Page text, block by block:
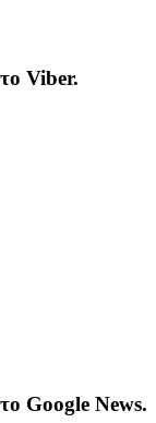
Viber.
Google News.